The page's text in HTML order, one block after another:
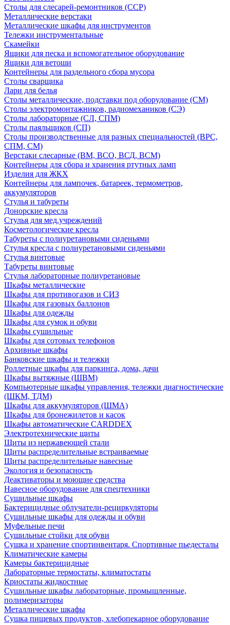
Столы для слесарей-ремонтников (ССР)
Металлические верстаки
Металлические шкафы для инструментов
Тележки инструментальные
Скамейки
Ящики для песка и вспомогательное оборудование
Ящики для ветоши
Контейнеры для раздельного сбора мусора
Столы сварщика
Лари для белья
Столы металлические, подставки под оборудование (СМ)
Столы электромонтажников, радиомехаников (СЭ)
Столы лабораторные (СЛ, СПМ)
Столы паяльщиков (СП)
Столы производственные для разных специальностей (ВРС,
СПМ, СМ)
Верстаки слесарные (ВМ, ВСО, ВСД, ВСМ)
Контейнеры для сбора и хранения ртутных ламп
Изделия для ЖКХ
Контейнеры для лампочек, батареек, термометров,
аккумуляторов
Стулья и табуреты
Донорские кресла
Стулья для мед.учреждений
Косметологические кресла
Табуреты с полиуретановыми сиденьями
Стулья кресла с полиуретановыми сиденьями
Стулья винтовые
Табуреты винтовые
Стулья лабораторные полиуретановые
Шкафы металлические
Шкафы для противогазов и СИЗ
Шкафы для газовых баллонов
Шкафы для одежды
Шкафы для сумок и обуви
Шкафы сушильные
Шкафы для сотовых телефонов
Архивные шкафы
Банковские шкафы и тележки
Роллетные шкафы для паркинга, дома, дачи
Шкафы вытяжные (ШВМ)
Компьютерные шкафы управления, тележки диагностические
(ШКМ, ТДМ)
Шкафы для аккумуляторов (ШМА)
Шкафы для бронежилетов и касок
Шкафы автоматические CARDDEX
Электротехнические щиты
Щиты из нержавеющей стали
Щиты распределительные встраиваемые
Щиты распределительные навесные
Экология и безопасность
Деактиваторы и моющие средства
Навесное оборудование для спецтехники
Сушильные шкафы
Бактерицидные облучатели-рециркуляторы
Сушильные шкафы для одежды и обуви
Муфельные печи
Сушильные стойки для обуви
Сушка и хранение спортинвентаря. Спортивные пьедесталы
Климатические камеры
Камеры бактерицидные
Лабораторные термостаты, климатостаты
Криостаты жидкостные
Сушильные шкафы лабораторные, промышленные,
полимеризаторы
Металлические шкафы
Сушка пищевых продуктов, хлебопекарное оборудование